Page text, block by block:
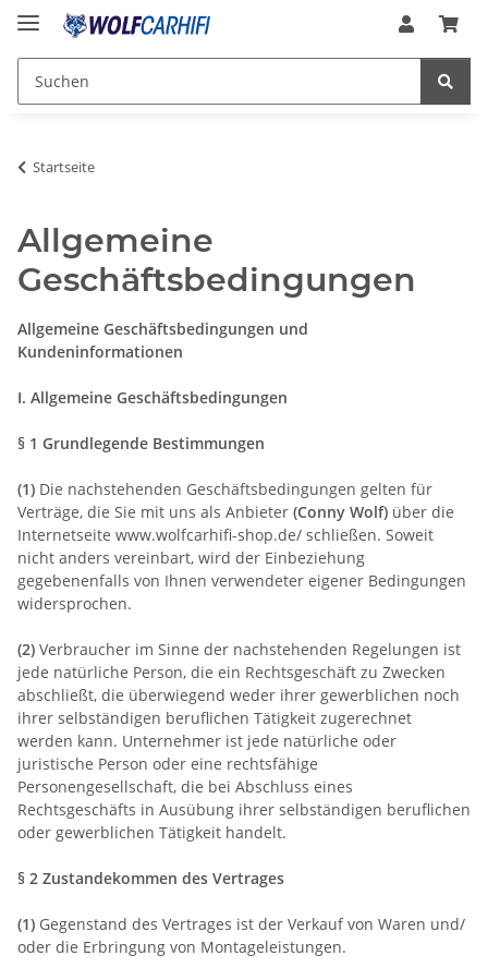
Startseite
Allgemeine
Geschäftsbedingungen
Allgemeine Geschäftsbedingungen und
Kundeninformationen
I. Allgemeine Geschäftsbedingungen
§ 1 Grundlegende Bestimmungen
(1) Die nachstehenden Geschäftsbedingungen gelten für
Verträge, die Sie mit uns als Anbieter (Conny Wolf) über die
Internetseite www.wolfcarhifi-shop.de/ schließen. Soweit
nicht anders vereinbart, wird der Einbeziehung
gegebenenfalls von Ihnen verwendeter eigener Bedingungen
widersprochen.
(2) Verbraucher im Sinne der nachstehenden Regelungen ist
jede natürliche Person, die ein Rechtsgeschäft zu Zwecken
abschließt, die überwiegend weder ihrer gewerblichen noch
ihrer selbständigen beruflichen Tätigkeit zugerechnet
werden kann. Unternehmer ist jede natürliche oder
juristische Person oder eine rechtsfähige
Personengesellschaft, die bei Abschluss eines
Rechtsgeschäfts in Ausübung ihrer selbständigen beruflichen
oder gewerblichen Tätigkeit handelt.
§ 2 Zustandekommen des Vertrages
(1) Gegenstand des Vertrages ist der Verkauf von Waren und/
oder die Erbringung von Montageleistungen.